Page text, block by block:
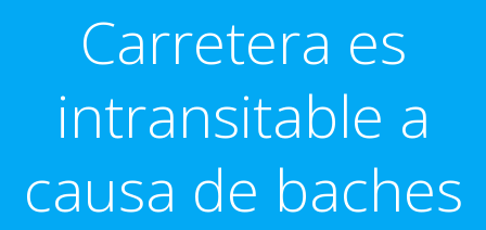
Carretera es
intransitable a
causa de baches